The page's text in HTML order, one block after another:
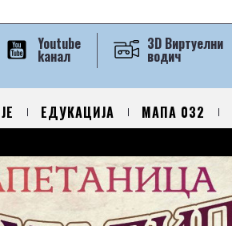
3D Виртуелни
водич
Youtube
kанал
ЕДУКАЦИЈА МАПА 032